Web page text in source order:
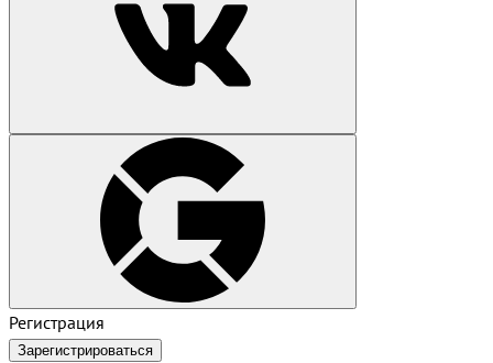
Регистрация
Зарегистрироваться